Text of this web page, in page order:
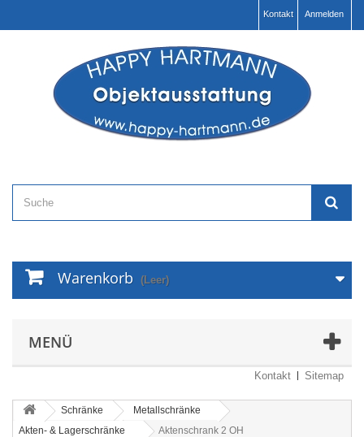
Anmelden
Kontakt
Warenkorb (Leer)
MENÜ
Kontakt Sitemap
Schränke
Metallschränke
Akten- & Lagerschränke
Aktenschrank 2 OH